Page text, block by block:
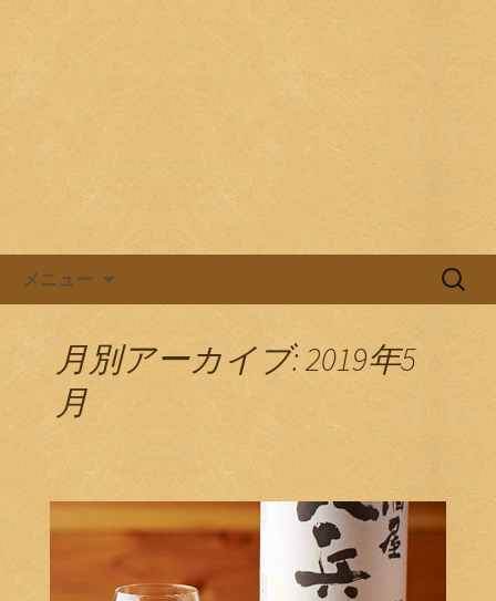
メニュー
検
月別アーカイブ: 2019年5
月